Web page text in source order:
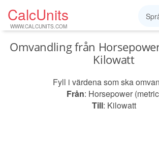
CalcUnits
WWW.CALCUNITS.COM
Omvandling från
Kilowatt
Fyll i värdena som ska
Från: Horsepower
Till: Kilowatt